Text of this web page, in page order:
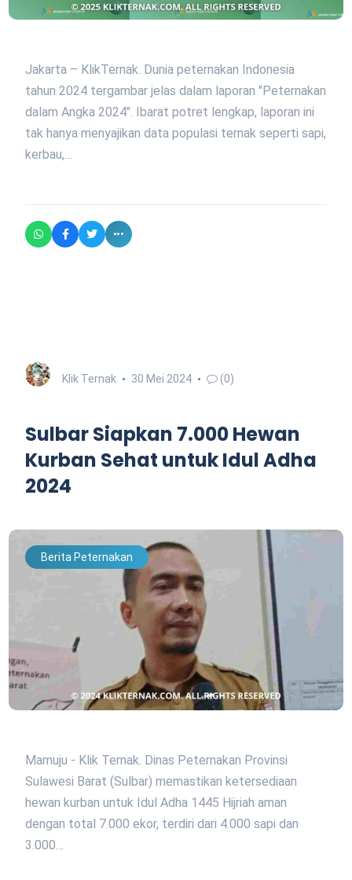
Jakarta – KlikTernak. Dunia peternakan Indonesia
tahun 2024 tergambar jelas dalam laporan "Peternakan
dalam Angka 2024". Ibarat potret lengkap, laporan ini
tak hanya menyajikan data populasi ternak seperti sapi,
kerbau,…
Klik Ternak 30 Mei 2024 (0)
Sulbar Siapkan 7.000 Hewan
Kurban Sehat untuk Idul Adha
2024
Berita Peternakan
Mamuju - Klik Ternak. Dinas Peternakan Provinsi
Sulawesi Barat (Sulbar) memastikan ketersediaan
hewan kurban untuk Idul Adha 1445 Hijriah aman
dengan total 7.000 ekor, terdiri dari 4.000 sapi dan
3.000…